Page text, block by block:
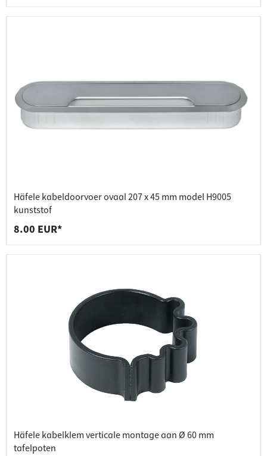
Häfele kabeldoorvoer ovaal 207 x 45 mm model H9005
kunststof
8.00 EUR*
Häfele kabelklem verticale montage aan Ø 60 mm
tafelpoten